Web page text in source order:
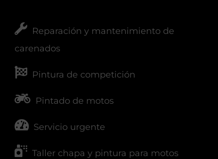
Reparación y mantenimiento de
carenados
Pintura de competición
Pintado de motos
Servicio urgente
Taller chapa y pintura para motos